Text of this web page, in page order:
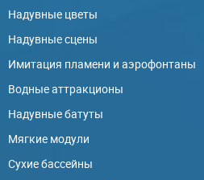
Надувные цветы
Надувные сцены
Имитация пламени и аэрофонтаны
Водные аттракционы
Надувные батуты
Мягкие модули
Сухие бассейны